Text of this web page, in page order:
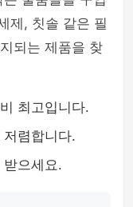
제, 칫솔 같은 필
되는 제품을 찾
최고입니다.
렴합니다.
으세요.